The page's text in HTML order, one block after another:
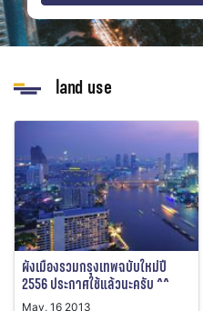
land use
ผังเมืองรวมกรุงเทพฉบับใหม่ปี
2556 ประกาศใช้แล้วนะครับ ^^
May, 16 2013